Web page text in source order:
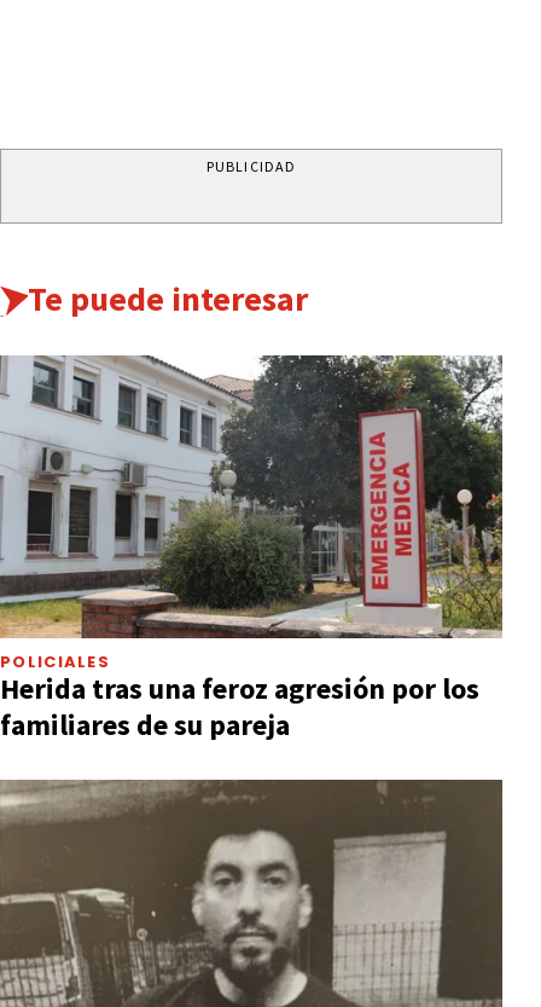
PUBLICIDAD
Te puede interesar
POLICIALES
Herida tras una feroz agresión por los
familiares de su pareja